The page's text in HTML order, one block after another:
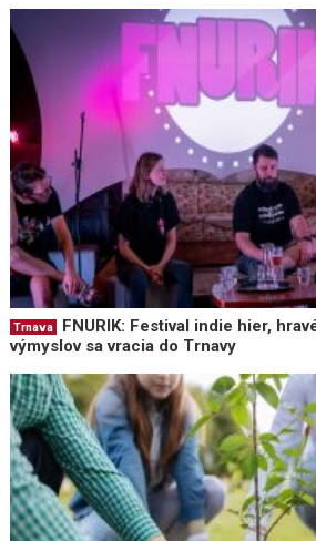
Trnava
FNURIK: Festival indie hier,
výmyslov sa vracia do Trnavy